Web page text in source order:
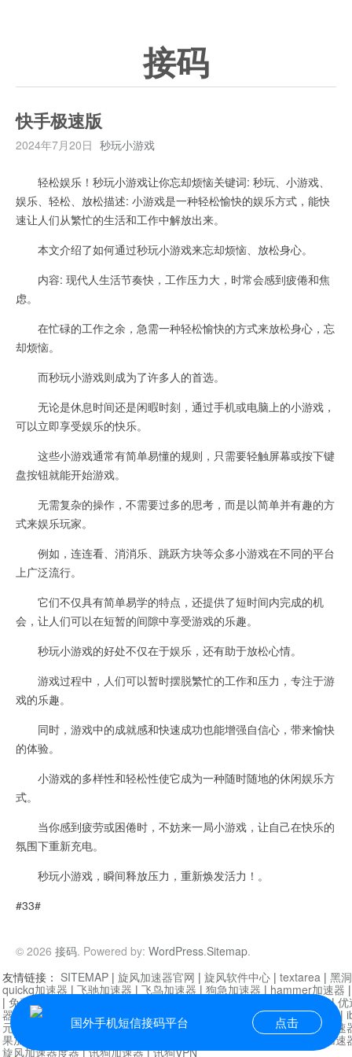
接码
快手极速版
2024年7月20日 秒玩小游戏
轻松娱乐！秒玩小游戏让你忘却烦恼关键词: 秒玩、小游戏、
娱乐、轻松、放松描述: 小游戏是一种轻松愉快的娱乐方式，能快
速让人们从繁忙的生活和工作中解放出来。
本文介绍了如何通过秒玩小游戏来忘却烦恼、放松身心。
内容: 现代人生活节奏快，工作压力大，时常会感到疲倦和焦
虑。
在忙碌的工作之余，急需一种轻松愉快的方式来放松身心，忘
却烦恼。
而秒玩小游戏则成为了许多人的首选。
无论是休息时间还是闲暇时刻，通过手机或电脑上的小游戏，
可以立即享受娱乐的快乐。
这些小游戏通常有简单易懂的规则，只需要轻触屏幕或按下键
盘按钮就能开始游戏。
无需复杂的操作，不需要过多的思考，而是以简单并有趣的方
式来娱乐玩家。
例如，连连看、消消乐、跳跃方块等众多小游戏在不同的平台
上广泛流行。
它们不仅具有简单易学的特点，还提供了短时间内完成的机
会，让人们可以在短暂的间隙中享受游戏的乐趣。
秒玩小游戏的好处不仅在于娱乐，还有助于放松心情。
游戏过程中，人们可以暂时摆脱繁忙的工作和压力，专注于游
戏的乐趣。
同时，游戏中的成就感和快速成功也能增强自信心，带来愉快
的体验。
小游戏的多样性和轻松性使它成为一种随时随地的休闲娱乐方
式。
当你感到疲劳或困倦时，不妨来一局小游戏，让自己在快乐的
氛围下重新充电。
秒玩小游戏，瞬间释放压力，重新焕发活力！。
#33#
© 2026 接码. Powered by: WordPress.Sitemap.
国外手机短信接码平台 点击
友情链接： SITEMAP | 旋风加速器官网 | 旋风软件中心 | textarea | 黑
quickq加速器 | 飞驰加速器 | 飞鸟加速器 | 狗急加速器 | hammer加速器
| 免费vqn加速外网 迷雾通|优
器| 快柠檬加速器 |黑洞加速 |falemon 快橙加速器|anycast加速器 |
元机场加速器
|一元机场|老王加速器| | 白石山|
小牛加速
果加速器
芒果加速
旋风加速器度器|讯狗加速器|讯狗VPN